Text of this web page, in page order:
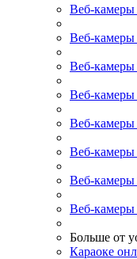
Веб-
Веб-
Веб-камеры
Веб-
Веб-камеры
Веб-камеры
Веб-камеры
Веб-камеры
Больше от
Караоке